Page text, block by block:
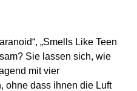
„Smells Like Teen
Sie lassen sich, wie
mit vier
ohne dass ihnen die Luft